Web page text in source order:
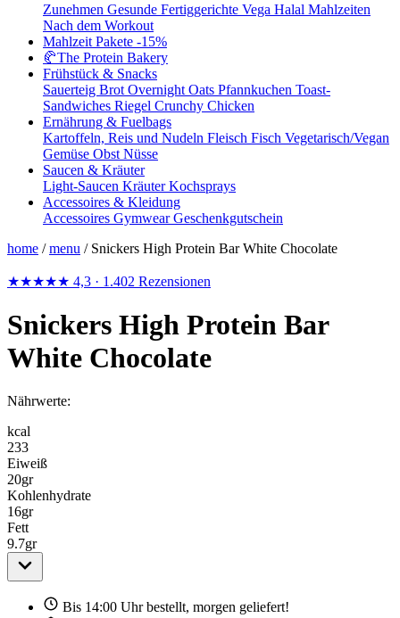
Zunehmen Gesunde Fertiggerichte Vega Halal Mahlzeiten
Nach dem Workout
Mahlzeit Pakete -15%
🥐The Protein Bakery
Frühstück & Snacks
Sauerteig Brot Overnight Oats Pfannkuchen Toast-
Sandwiches Riegel Crunchy Chicken
Ernährung & Fuelbags
Kartoffeln, Reis und Nudeln Fleisch Fisch Vegetarisch/Vegan
Gemüse Obst Nüsse
Saucen & Kräuter
Light-Saucen KräuterKochsprays
Accessoires & Kleidung
Accessoires GymwearGeschenkgutschein
home / menu / Snickers High Protein Bar White Chocolate
★★★★★ 4,3 · 1.402 Rezensionen
Snickers High Protein Bar
White Chocolate
Nährwerte:
kcal
233
Eiweiß
20gr
Kohlenhydrate
16gr
Fett
9.7gr
Bis 14:00 Uhr bestellt, morgen geliefert!